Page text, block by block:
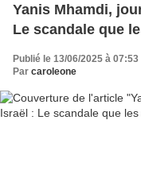
Yanis Mhamdi,
Le scandale que
Publié le 13/06/2025 à 07:53
Par caroleone